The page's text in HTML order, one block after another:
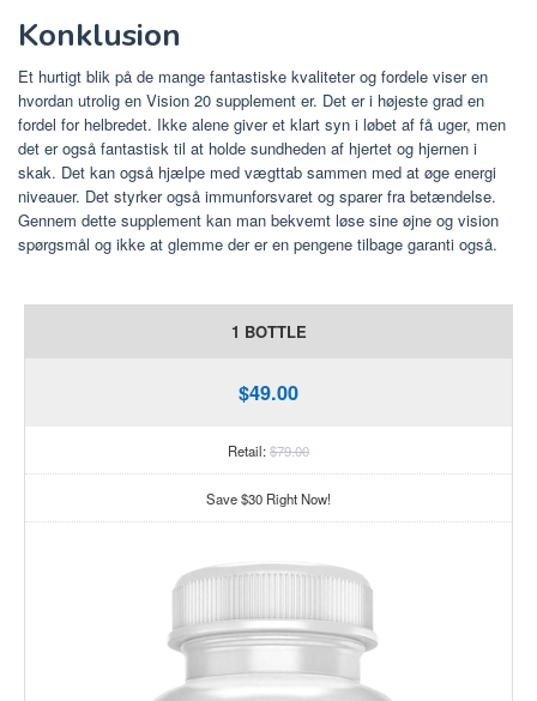
Konklusion
Et hurtigt blik på de mange fantastiske kvaliteter og fordele viser en
hvordan utrolig en Vision 20 supplement er. Det er i højeste grad en
fordel for helbredet. Ikke alene giver et klart syn i løbet af få uger, men
det er også fantastisk til at holde sundheden af ​​hjertet og hjernen i
skak. Det kan også hjælpe med vægttab sammen med at øge energi
niveauer. Det styrker også immunforsvaret og sparer fra betændelse.
Gennem dette supplement kan man bekvemt løse sine øjne og vision
spørgsmål og ikke at glemme der er en pengene tilbage garanti også.
1 BOTTLE
$49.00
Retail:$79.00
Save $30 Right Now!